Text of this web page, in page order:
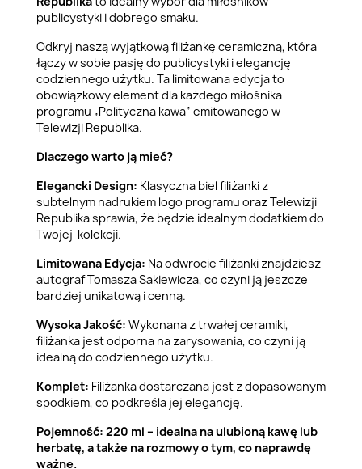
publicystyki i dobrego smaku.
Odkryj naszą wyjątkową filiżankę ceramiczną, która
łączy w sobie pasję do publicystyki i elegancję
codziennego użytku. Ta limitowana edycja to
obowiązkowy element dla każdego miłośnika
programu „Polityczna kawa” emitowanego w
Telewizji Republika.
Dlaczego warto ją mieć?
Elegancki Design: Klasyczna biel filiżanki z
subtelnym nadrukiem logo programu oraz Telewizji
Republika sprawia, że będzie idealnym dodatkiem do
Twojej kolekcji.
Limitowana Edycja: Na odwrocie filiżanki znajdziesz
autograf Tomasza Sakiewicza, co czyni ją jeszcze
bardziej unikatową i cenną.
Wysoka Jakość: Wykonana z trwałej ceramiki,
filiżanka jest odporna na zarysowania, co czyni ją
idealną do codziennego użytku.
Komplet: Filiżanka dostarczana jest z dopasowanym
spodkiem, co podkreśla jej elegancję.
Pojemność: 220 ml – idealna na ulubioną kawę lub
herbatę, a także na rozmowy o tym, co naprawdę
ważne.